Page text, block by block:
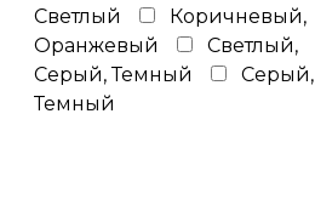
Светлый
Коричневый,
Оранжевый
Светлый,
Серый, Темный
Серый,
Темный